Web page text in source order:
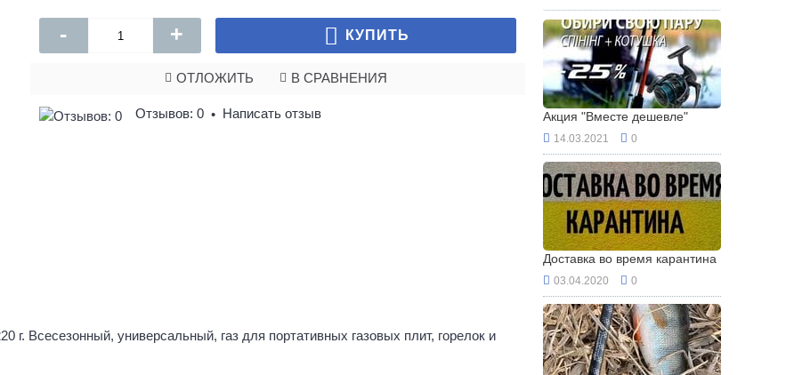
Акция "Вместе дешевле"
14.03.2021 0
Доставка во время карантина
03.04.2020 0
- + КУПИТЬ
ОТЛОЖИТЬ В СРАВНЕНИЯ
Отзывов: 0 • Написать отзыв
г. Всесезонный, универсальный, газ для портативных газовых плит, горелок и